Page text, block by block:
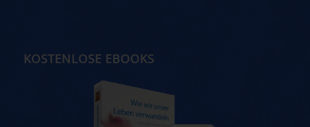
KOSTENLOSE EBOOKS